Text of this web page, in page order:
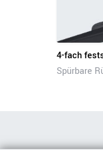
4-fach
Spürbare